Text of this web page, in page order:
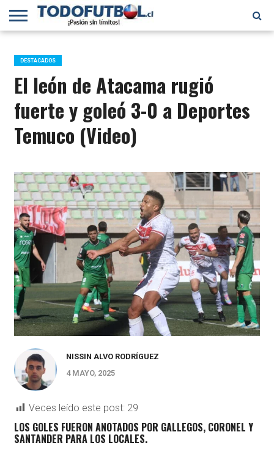
PRIMERA
B
SELECCIÓN
CHILENA
CHILENOS
EN EL
MUNDO
FÚTBOL
INTERNACIONAL
DESTACADOS
El león de Atacama rugió
fuerte y goleó 3-0 a Deportes
Temuco (Video)
NISSIN ALVO RODRÍGUEZ
4 MAYO, 2025
Veces leído este post: 29
LOS GOLES FUERON ANOTADOS POR GALLEGOS, CORONEL Y
SANTANDER PARA LOS LOCALES.